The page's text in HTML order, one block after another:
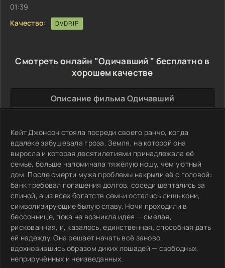
01:39
Качество:
DVDRIP
Смотреть онлайн "Одичавший " бесплатно в
хорошем качестве
Описание фильма Одичавший
Кейт Джонсон стояла посреди своего ранчо, когда
вдалеке забушевала гроза. Земля, на которой она
выросла и которая десятилетиями принадлежала её
семье, больше напоминала тяжёлую ношу, чем уютный
дом. После смерти мужа проблемы накрыли её с головой:
банк требовал погашения долгов, соседи шептались за
спиной, а из всех богатств семьи остались лишь кони,
символизирующие былую славу. Ночи проходили в
бессоннице, пока не возникла идея — смелая,
рискованная, и, казалось, единственная, способная дать
ей надежду. Она решает начать всё заново,
вдохновившись образом диких лошадей — свободных,
неприручённых и неизведанных.